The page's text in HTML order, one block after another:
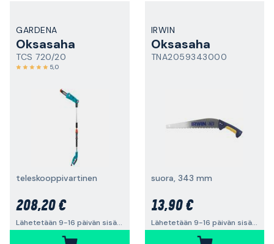
GARDENA
Oksasaha
TCS 720/20
5,0
teleskooppivartinen
208,20 €
Lähetetään 9-16 päivän sisällä
IRWIN
Oksasaha
TNA2059343000
suora, 343 mm
13,90 €
Lähetetään 9-16 päivän sisällä